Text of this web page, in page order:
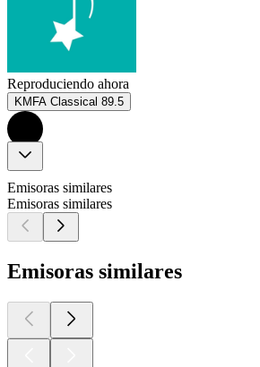
Reproduciendo ahora
KMFA Classical 89.5
Emisoras similares
Emisoras similares
Emisoras similares